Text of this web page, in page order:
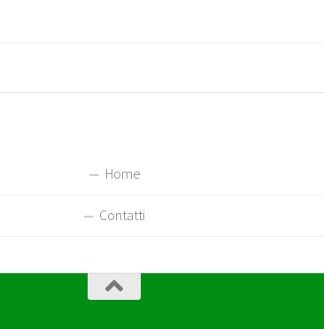
Home
Contatti